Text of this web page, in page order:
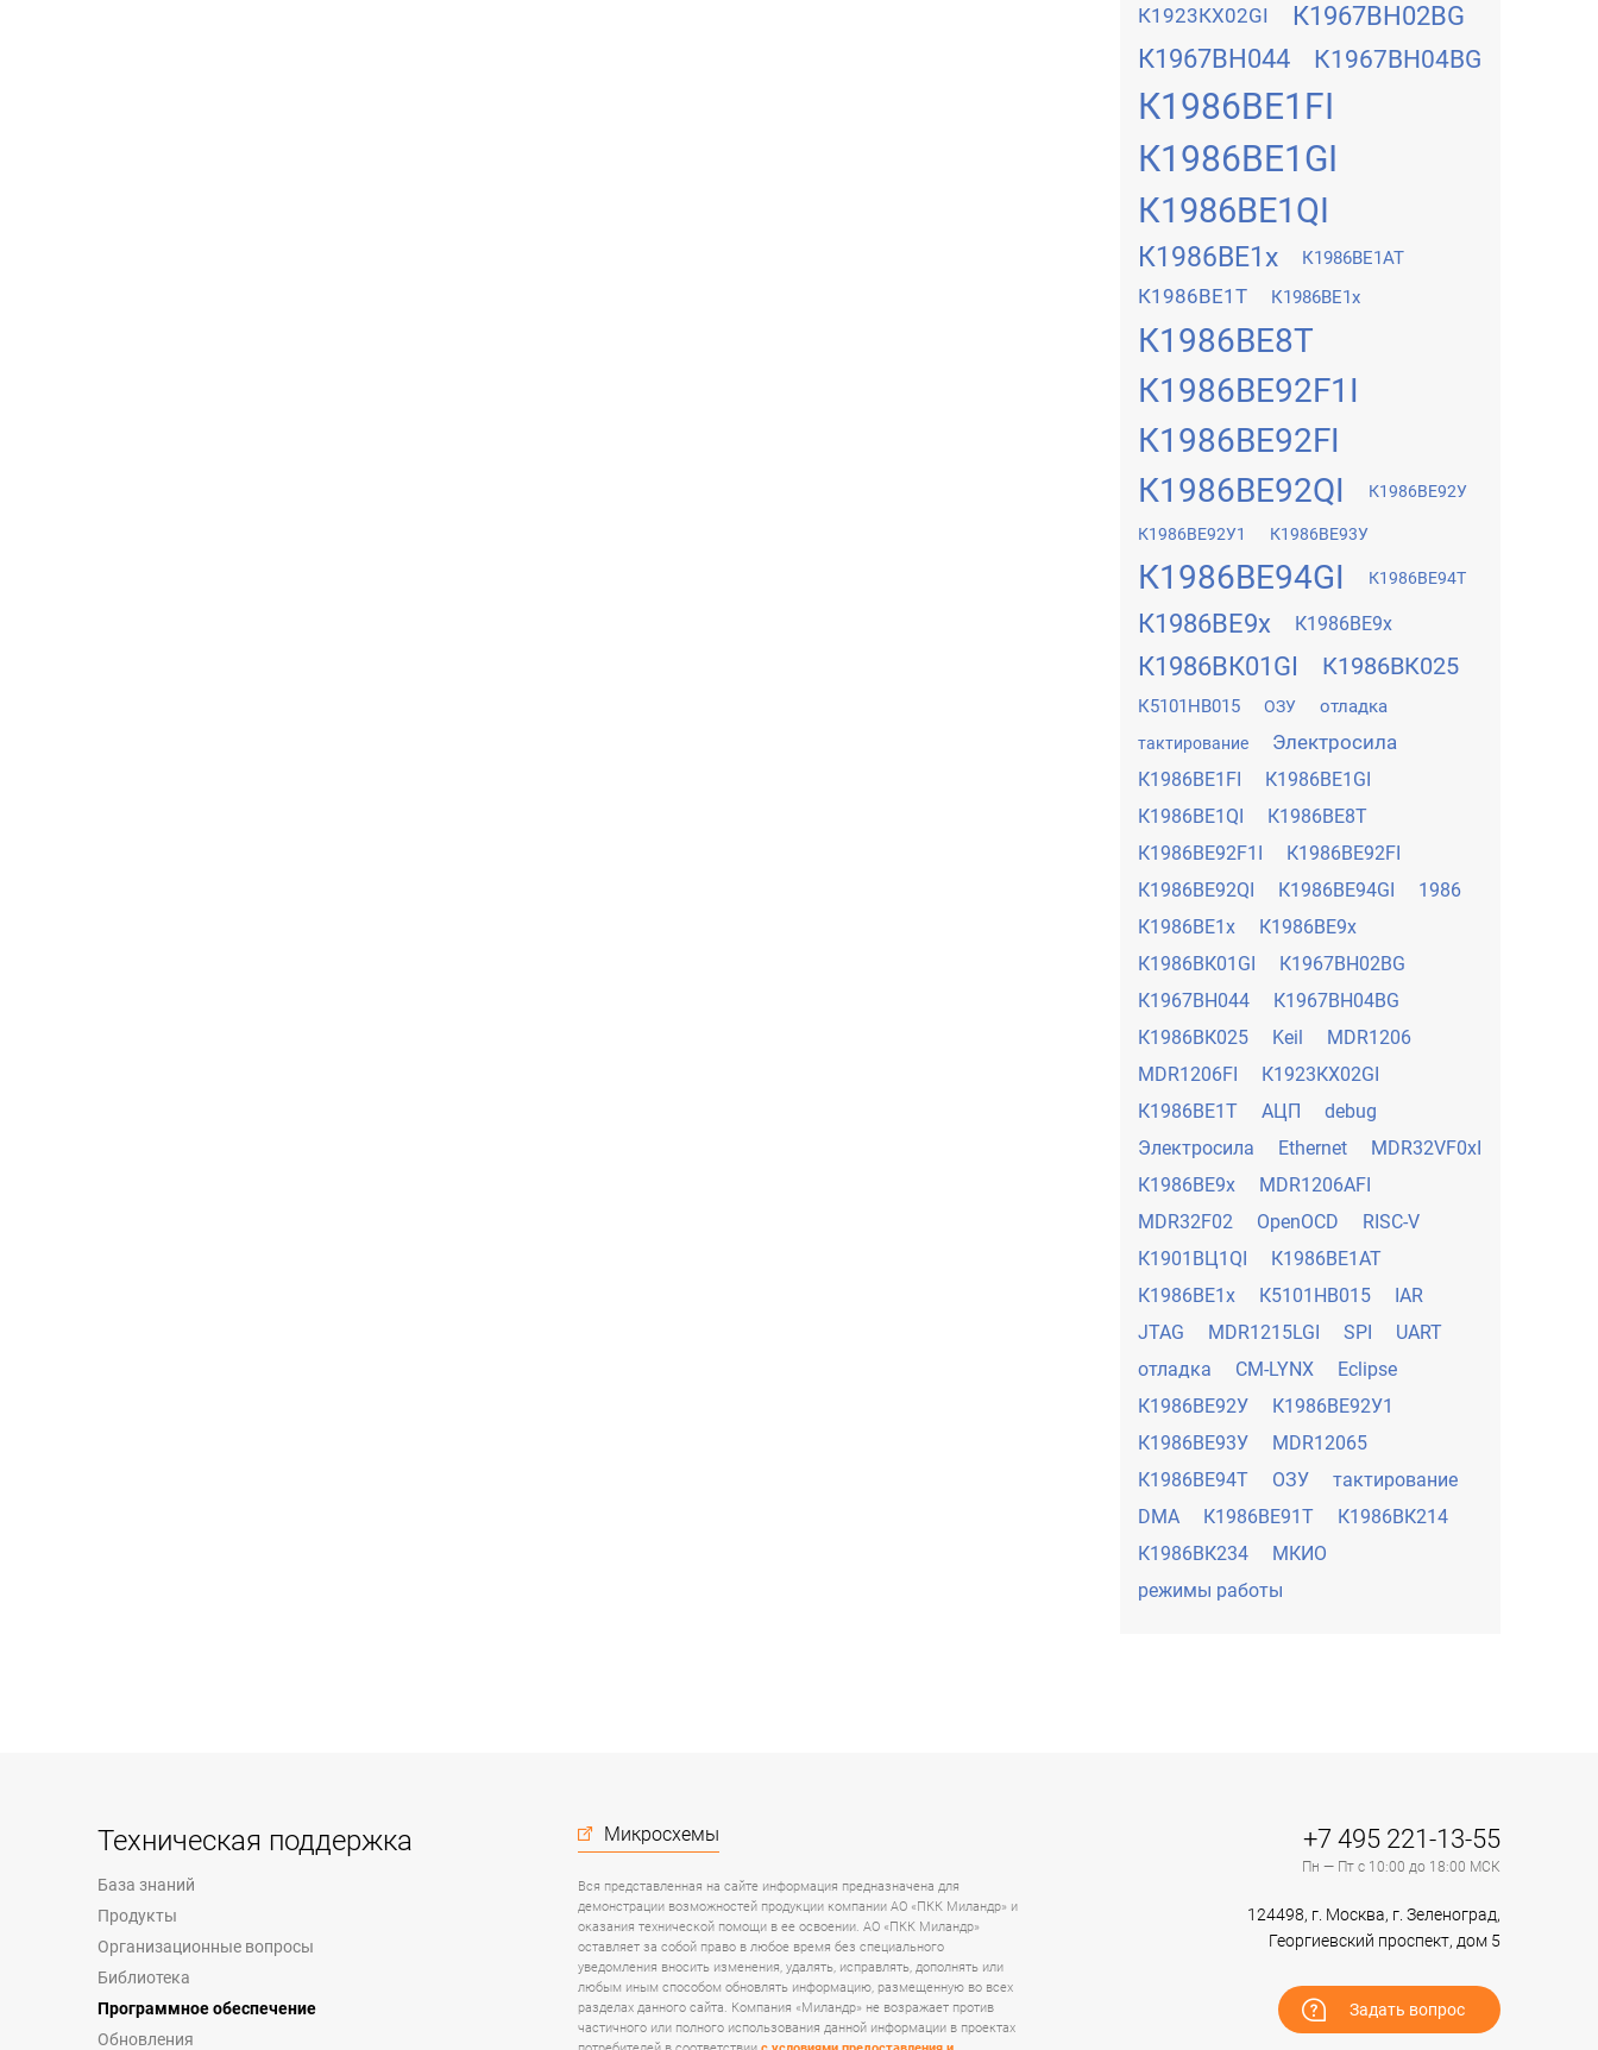
К1923КХ02GI
К1967ВН02BG
К1967ВН044
К1967ВН04BG
К1986ВЕ1FI
К1986ВЕ1GI
К1986ВЕ1QI
К1986ВЕ1x К1986ВЕ1АТ
К1986ВЕ1Т К1986ВЕ1х
К1986ВЕ8Т
К1986ВЕ92F1I
К1986ВЕ92FI
К1986ВЕ92QI
К1986ВЕ92У
К1986ВЕ92У1 К1986ВЕ93У
К1986ВЕ94GI К1986ВЕ94Т
К1986ВЕ9x К1986ВЕ9х
К1986ВК01GI К1986ВК025
К5101НВ015 ОЗУ отладка
тактирование Электросила
К1986ВЕ1FI
К1986ВЕ1GI
К1986ВЕ1QI
К1986ВЕ8Т
К1986ВЕ92F1I
К1986ВЕ92FI
К1986ВЕ92QI
К1986ВЕ94GI
1986
К1986ВЕ1x
К1986ВЕ9x
К1986ВК01GI
К1967ВН02BG
К1967ВН044
К1967ВН04BG
К1986ВК025
Keil
MDR1206
MDR1206FI
К1923КХ02GI
К1986ВЕ1Т
АЦП
debug
Электросила
Ethernet
MDR32VF0xI
К1986ВЕ9х
MDR1206AFI
MDR32F02
OpenOCD
RISC-V
К1901ВЦ1QI
К1986ВЕ1АТ
К1986ВЕ1х
К5101НВ015
IAR
JTAG
MDR1215LGI SPI
UART
отладка
CM-LYNX
Eclipse
К1986ВЕ92У
К1986ВЕ92У1
К1986ВЕ93У
MDR12065
К1986ВЕ94Т
ОЗУ
тактирование
DMA
К1986ВЕ91Т
К1986ВК214
К1986ВК234
МКИО
режимы работы
Техническая поддержка
База знаний
Продукты
Организационные вопросы
Библиотека
Программное обеспечение
Обновления
Микросхемы
Вся представленная на сайте информация предназначена для
демонстрации возможностей продукции компании АО «ПКК Миландр» и
оказания технической помощи в ее освоении. АО «ПКК Миландр»
оставляет за собой право в любое время без специального
уведомления вносить изменения, удалять, исправлять, дополнять или
любым иным способом обновлять информацию, размещенную во всех
разделах данного сайта. Компания «Миландр» не возражает против
частичного или полного использования данной информации в проектах
+7 495 221-13-55
Пн — Пт с 10:00 до 18:00 МСК
124498, г. Москва, г. Зеленоград,
Георгиевский проспект, дом 5
Задать вопрос